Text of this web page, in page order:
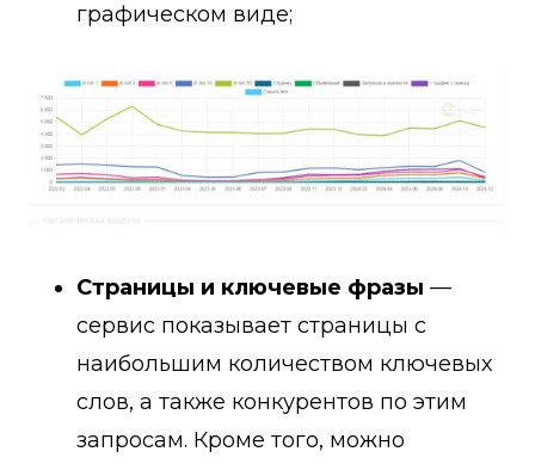
графическом виде;
Страницы и ключевые фразы —
сервис показывает страницы с
наибольшим количеством ключевых
слов, а также конкурентов по этим
запросам. Кроме того, можно